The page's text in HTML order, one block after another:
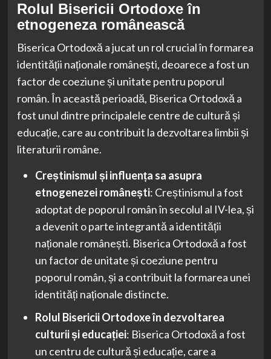
Rolul Bisericii Ortodoxe în
etnogeneza românească
Biserica Ortodoxă a jucat un rol crucial în formarea
identității naționale românești, deoarece a fost un
factor de coeziune și unitate pentru poporul
român. În această perioadă, Biserica Ortodoxă a
fost unul dintre principalele centre de cultură și
educație, care au contribuit la dezvoltarea limbii și
literaturii române.
Creștinismul și influența sa asupra
etnogenezei românești: Creștinismul a fost
adoptat de poporul român în secolul al IV-lea, și
a devenit o parte integrantă a identității
naționale românești. Biserica Ortodoxă a fost
un factor de unitate și coeziune pentru
poporul român, și a contribuit la formarea unei
identități naționale distincte.
Rolul Bisericii Ortodoxe în dezvoltarea
culturii și educației: Biserica Ortodoxă a fost
un centru de cultură și educație, care a